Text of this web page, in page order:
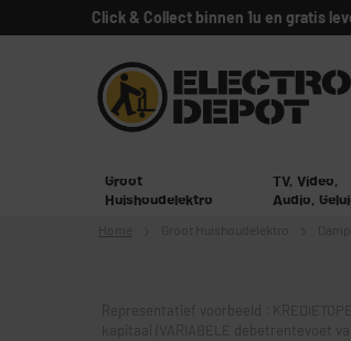
Click & Collect binnen 1u en gratis
Groot
Huishoudelektro
TV, Video,
Audio,
Representatief voorbeeld :
kapitaal (VARIABELE debetrentevoet